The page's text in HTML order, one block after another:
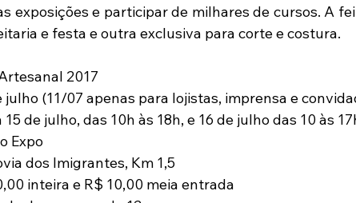
exposições e participar de milhares de cursos. A
e festa e outra exclusiva para corte e costura.
2017
julho (11/07 apenas para lojistas, imprensa e
15 de julho, das 10h às 18h, e 16 de julho das 10 às
Expo
dos Imigrantes, Km 1,5
inteira e R$ 10,00 meia entrada